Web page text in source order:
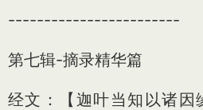
------------------------
第七辑-摘录精华篇
经文：【迦叶当知以诸因